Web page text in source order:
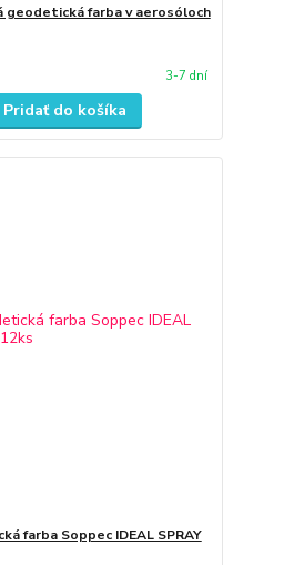
geodetická farba v aerosóloch
3-7 dní
Pridať do košíka
farba Soppec IDEAL SPRAY